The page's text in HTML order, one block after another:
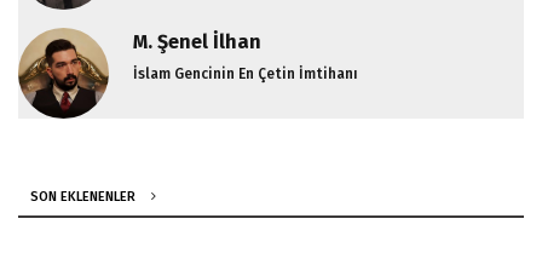
M. Şenel İlhan
İslam Gencinin En Çetin İmtihanı
SON EKLENENLER